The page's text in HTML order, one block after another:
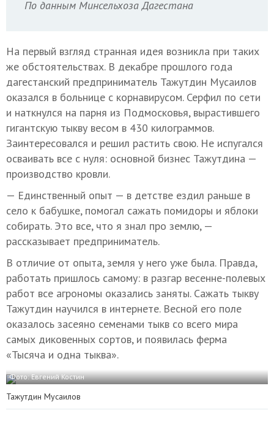
По данным Минсельхоза Дагестана
На первый взгляд странная идея возникла при таких
же обстоятельствах. В декабре прошлого года
дагестанский предприниматель Тажутдин Мусаилов
оказался в больнице с корнавирусом. Серфил по сети
и наткнулся на парня из Подмосковья, вырастившего
гигантскую тыкву весом в 430 килограммов.
Заинтересовался и решил растить свою. Не испугался
осваивать все с нуля: основной бизнес Тажутдина —
производство кровли.
— Единственный опыт — в детстве ездил раньше в
село к бабушке, помогал сажать помидоры и яблоки
собирать. Это все, что я знал про землю, —
рассказывает предприниматель.
В отличие от опыта, земля у него уже была. Правда,
работать пришлось самому: в разгар весенне-полевых
работ все агрономы оказались заняты. Сажать тыкву
Тажутдин научился в интернете. Весной его поле
оказалось засеяно семенами тыкв со всего мира
самых диковенных сортов, и появилась ферма
«Тысяча и одна тыква».
Фото: Евгений Костин
Тажутдин Мусаилов